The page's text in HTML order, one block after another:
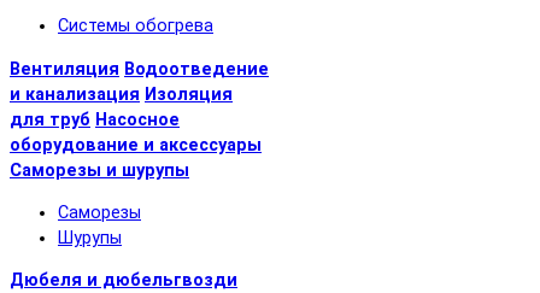
Системы обогрева
Вентиляция Водоотведение
и канализация Изоляция
для труб Насосное
оборудование и аксессуары
Саморезы и шурупы
Саморезы
Шурупы
Дюбеля и дюбельгвозди